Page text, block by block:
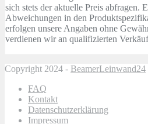
sich stets der aktuelle Preis abfragen.
Abweichungen in den
erfolgen unsere Angaben ohne
verdienen wir an qualifizierten
Copyright 2024 - BeamerLeinwand24
FAQ
Kontakt
Datenschutzerklärung
Impressum